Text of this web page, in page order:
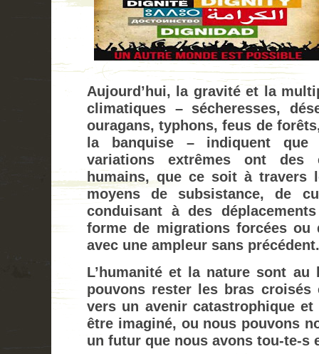
Aujourd’hui, la gravité et la
climatiques – sécheresses,
ouragans, typhons, feus de
la banquise – indiquent
variations extrêmes ont
humains, que ce soit à travers
moyens de subsistance, de
conduisant à des
forme de migrations forcées ou
avec une ampleur sans précédent.
L’humanité et la nature sont
pouvons rester les bras croisés
vers un avenir catastrophique
être imaginé, ou nous pouvons
un futur que nous avons tou-te-s